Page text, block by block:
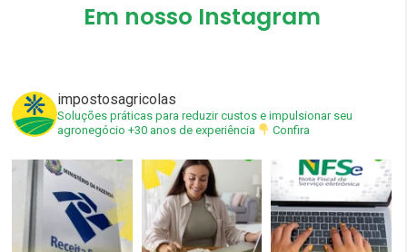
Em nosso Instagram
impostosagricolas
Soluções práticas para reduzir custos e impulsionar seu
agronegócio +30 anos de experiência Confira